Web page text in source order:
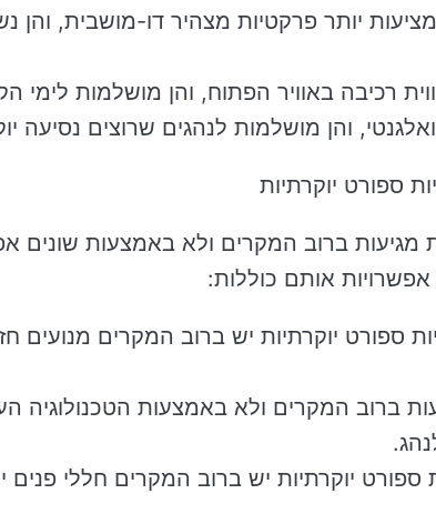
יותר פרקטיות מצהיר דו-מושבית, והן
רכיבה באוויר הפתוח, והן מושלמות לימי
והן מושלמות לנהגים שרוצים נסיעה
ספורט יוקרתיות
מגיעות ברוב המקרים ולא באמצעות שונים
אותם כוללות:
ספורט יוקרתיות יש ברוב המקרים מנועים
ברוב המקרים ולא באמצעות הטכנולוגיה
ספורט יוקרתיות יש ברוב המקרים חללי פנים